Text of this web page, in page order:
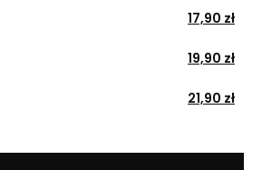
17,90 zł
19,90 zł
21,90 zł